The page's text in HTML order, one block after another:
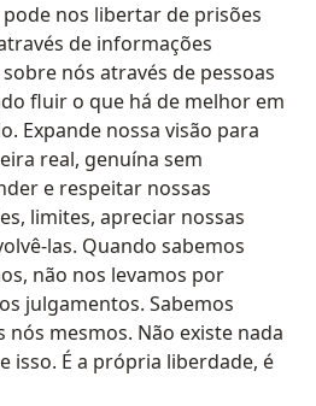
nos libertar de prisões
de informações
nós através de pessoas
fluir o que há de melhor em
Expande nossa visão para
real, genuína sem
e respeitar nossas
limites, apreciar nossas
las. Quando sabemos
não nos levamos por
julgamentos. Sabemos
mesmos. Não existe nada
isso. É a própria liberdade, é